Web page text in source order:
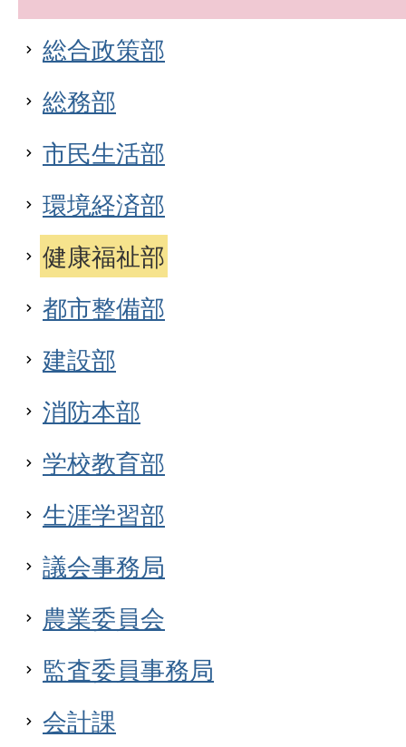
総合政策部
総務部
市民生活部
環境経済部
健康福祉部
都市整備部
建設部
消防本部
学校教育部
生涯学習部
議会事務局
農業委員会
監査委員事務局
会計課